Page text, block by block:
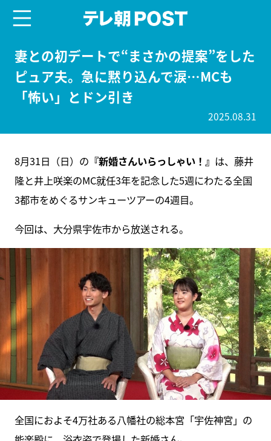
妻との初デートで“まさかの提案”をした
ピュア夫。急に黙り込んで涙…MCも
「怖い」とドン引き
2025.08.31
8月31日（日）の 『新婚さんいらっしゃい！』 は、藤井
隆と井上咲楽のMC就任3年を記念した5週にわたる全国
3都市をめぐるサンキューツアーの4週目。
今回は、大分県宇佐市から放送される。
全国におよそ4万社ある八幡社の総本宮「宇佐神宮」の